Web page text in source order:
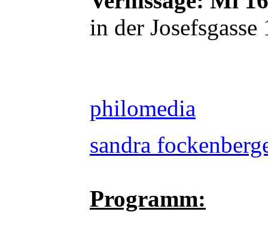
in der
philomedia
sandra
Programm: